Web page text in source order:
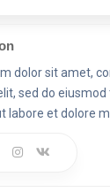
dolor sit amet,
sed do
labore et dolore